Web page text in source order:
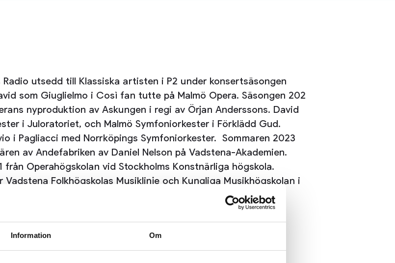
Information Om
utsedd till Klassiska artisten i P2 under konsertsäsongen
som Giuglielmo i Così fan tutte på Malmö Opera. Säsongen 202
nyproduktion av Askungen i regi av Örjan Anderssons. David
i Juloratoriet, och Malmö Symfoniorkester i Förklädd Gud.
i Pagliacci med Norrköpings Symfoniorkester. Sommaren 2023
av Andefabriken av Daniel Nelson på Vadstena-Akademien.
från Operahögskolan vid Stockholms Konstnärliga högskola.
Folkhögskolas Musiklinje och Kungliga Musikhögskolan i